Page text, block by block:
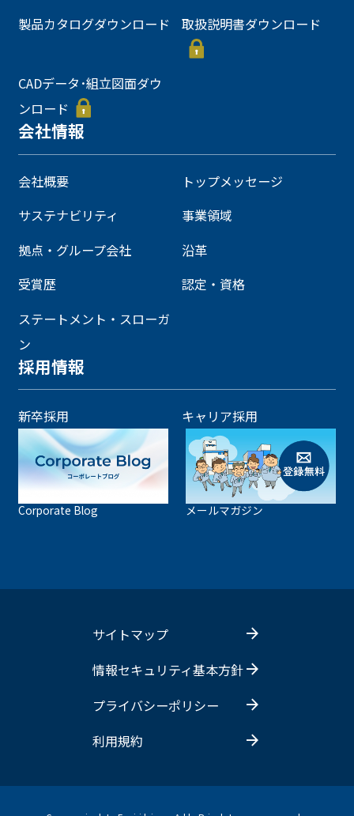
製品カタログダウンロード 取扱説明書ダウンロード
CADデータ･組立図面ダウ
ンロード
会社情報
会社概要
トップメッセージ
サステナビリティ
事業領域
拠点・グループ会社
沿革
受賞歴
認定・資格
ステートメント・スローガ
ン
採用情報
新卒採用 キャリア採用
Corporate Blog メールマガジン
サイトマップ
情報セキュリティ基本方針
プライバシーポリシー
利用規約